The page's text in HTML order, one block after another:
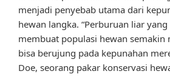
menjadi penyebab utama dari
hewan langka. “Perburuan liar
membuat populasi hewan semakin
bisa berujung pada kepunahan
Doe, seorang pakar konservasi